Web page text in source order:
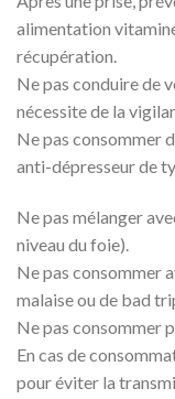
alimentation
récupération.
Ne pas conduire de
nécessite de la
Ne pas consommer
anti-dépresseur de
Ne pas mélanger
niveau du foie).
Ne pas consommer
malaise ou de bad
Ne pas consommer
En cas de
pour éviter la